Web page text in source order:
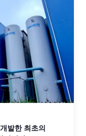
발한 최초의